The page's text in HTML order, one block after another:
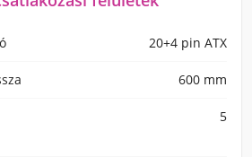
20+4 pin ATX
600 mm
5